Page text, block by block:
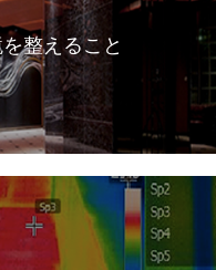
整えること